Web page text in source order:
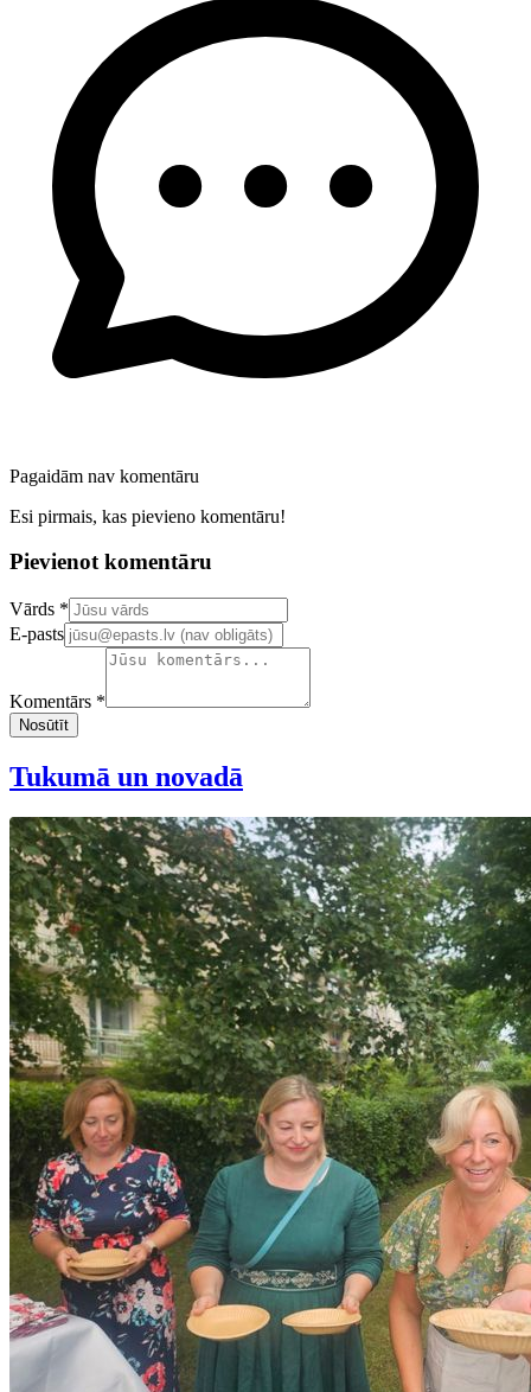
Pagaidām nav komentāru
Esi pirmais, kas pievieno komentāru!
Pievienot komentāru
Confirm your email address
Vārds *
E-pasts
Komentārs *
Nosūtīt
Tukumā un novadā